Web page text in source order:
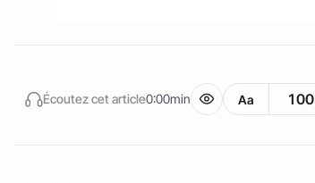
Écoutez cet article0:00min Aa